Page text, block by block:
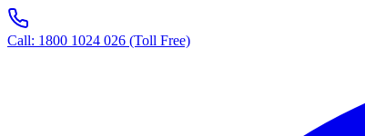
Call: 1800 1024 026 (Toll Free)